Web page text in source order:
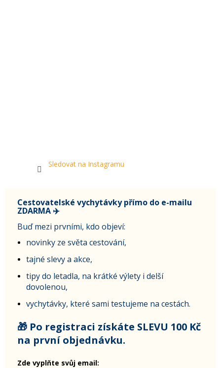
Sledovat na Instagramu
Cestovatelské vychytávky přímo do e-mailu
ZDARMA ✈️
Buď mezi prvními, kdo objeví:
novinky ze světa cestování,
tajné slevy a akce,
tipy do letadla, na krátké výlety i delší
dovolenou,
vychytávky, které sami testujeme na cestách.
🎁 Po registraci získáte SLEVU 100 Kč
na první objednávku.
Zde vyplňte svůj email: